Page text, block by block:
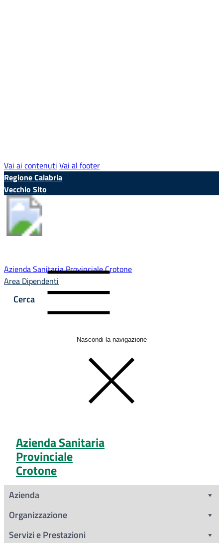
Vai ai contenuti Vai al footer
Regione Calabria
Vecchio Sito
Azienda Sanitaria Provinciale Crotone
Area Dipendenti
Cerca
Nascondi la navigazione
Azienda Sanitaria
Provinciale
Crotone
Azienda
Organizzazione
Servizi e Prestazioni